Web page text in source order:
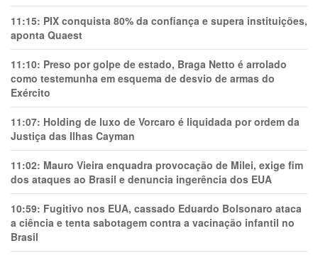
11:15: PIX conquista 80% da confiança e supera instituições,
aponta Quaest
11:10: Preso por golpe de estado, Braga Netto é arrolado
como testemunha em esquema de desvio de armas do
Exército
11:07: Holding de luxo de Vorcaro é liquidada por ordem da
Justiça das Ilhas Cayman
11:02: Mauro Vieira enquadra provocação de Milei, exige fim
dos ataques ao Brasil e denuncia ingerência dos EUA
10:59: Fugitivo nos EUA, cassado Eduardo Bolsonaro ataca
a ciência e tenta sabotagem contra a vacinação infantil no
Brasil